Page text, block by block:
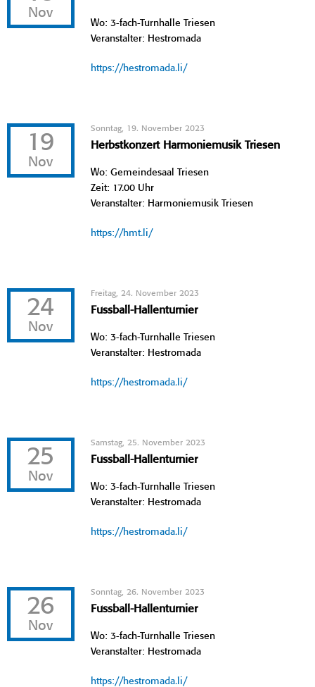
Nov
Wo: 3-fach-Turnhalle Triesen
Veranstalter: Hestromada
https://hestromada.li/
19
Nov
Sonntag, 19. November 2023
Herbstkonzert Harmoniemusik Triesen
Wo: Gemeindesaal Triesen
Zeit: 17.00 Uhr
Veranstalter: Harmoniemusik Triesen
https://hmt.li/
24
Nov
Freitag, 24. November 2023
Fussball-Hallenturnier
Wo: 3-fach-Turnhalle Triesen
Veranstalter: Hestromada
https://hestromada.li/
25
Nov
Samstag, 25. November 2023
Fussball-Hallenturnier
Wo: 3-fach-Turnhalle Triesen
Veranstalter: Hestromada
https://hestromada.li/
26
Nov
Sonntag, 26. November 2023
Fussball-Hallenturnier
Wo: 3-fach-Turnhalle Triesen
Veranstalter: Hestromada
https://hestromada.li/